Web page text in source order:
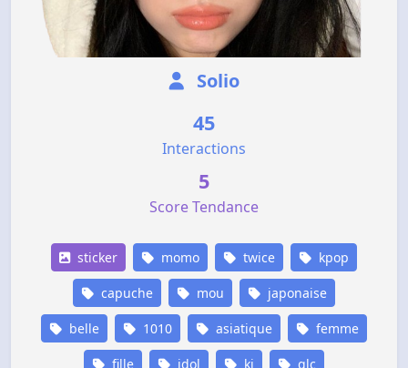
Solio
45
Interactions
5
Score Tendance
sticker momo twice kpop
capuche mou japonaise
belle 1010 asiatique femme
fille idol kj qlc